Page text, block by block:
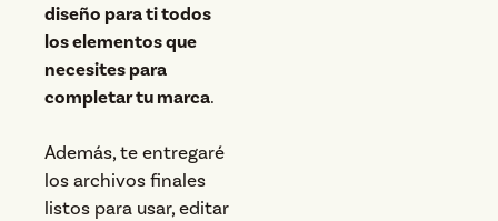
diseño para ti todos
los elementos que
necesites para
completar tu marca.
Además, te entregaré
los archivos finales
listos para usar, editar